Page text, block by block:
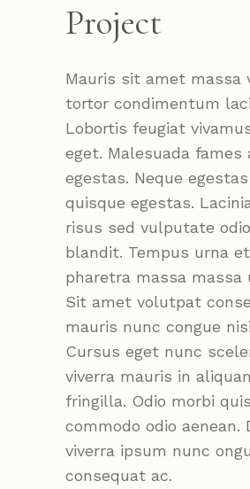
Project
Mauris sit amet massa
tortor condimentum
Lobortis feugiat
eget. Malesuada fames
egestas. Neque
quisque egestas.
risus sed vulputate
blandit. Tempus urna
pharetra massa massa
Sit amet volutpat
mauris nunc congue
Cursus eget nunc
viverra mauris in
fringilla. Odio morbi quis
commodo odio aenean.
viverra ipsum nunc
consequat ac.